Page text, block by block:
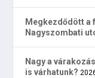
Megkezdődött a
Nagyszombati
Nagy a
is várhatunk?